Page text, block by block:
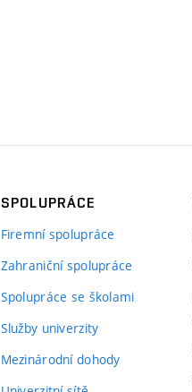
SPOLUPRÁCE
Firemní spolupráce
Zahraniční spolupráce
Spolupráce se školami
Služby univerzity
Mezinárodní dohody